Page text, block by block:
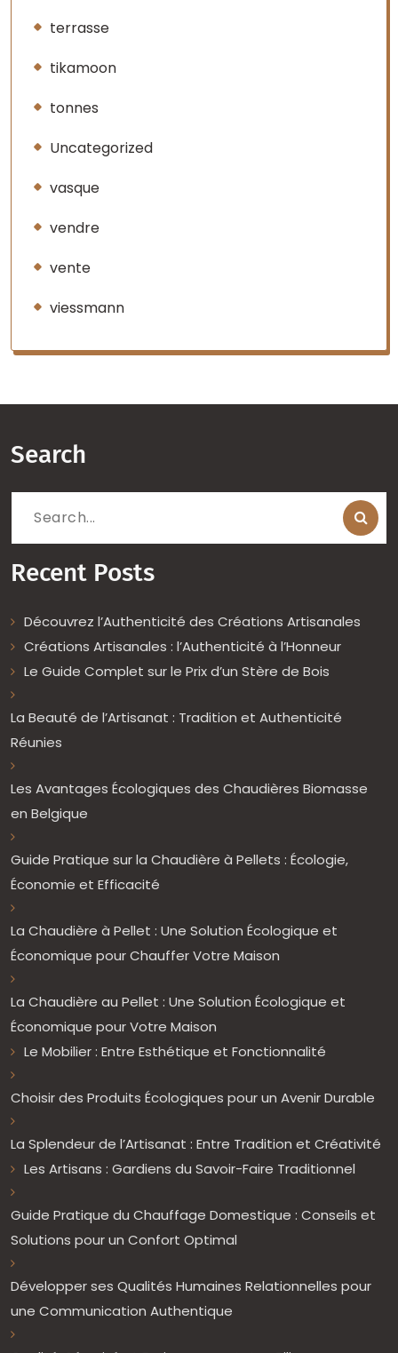
terrasse
tikamoon
tonnes
Uncategorized
vasque
vendre
vente
viessmann
Search
Search
Recent Posts
Découvrez l’Authenticité des Créations Artisanales
Créations Artisanales : l’Authenticité à l’Honneur
Le Guide Complet sur le Prix d’un Stère de Bois
La Beauté de l’Artisanat : Tradition et Authenticité
Réunies
Les Avantages Écologiques des Chaudières Biomasse
en Belgique
Guide Pratique sur la Chaudière à Pellets : Écologie,
Économie et Efficacité
La Chaudière à Pellet : Une Solution Écologique et
Économique pour Chauffer Votre Maison
La Chaudière au Pellet : Une Solution Écologique et
Économique pour Votre Maison
Le Mobilier : Entre Esthétique et Fonctionnalité
Choisir des Produits Écologiques pour un Avenir Durable
La Splendeur de l’Artisanat : Entre Tradition et Créativité
Les Artisans : Gardiens du Savoir-Faire Traditionnel
Guide Pratique du Chauffage Domestique : Conseils et
Solutions pour un Confort Optimal
Développer ses Qualités Humaines Relationnelles pour
une Communication Authentique